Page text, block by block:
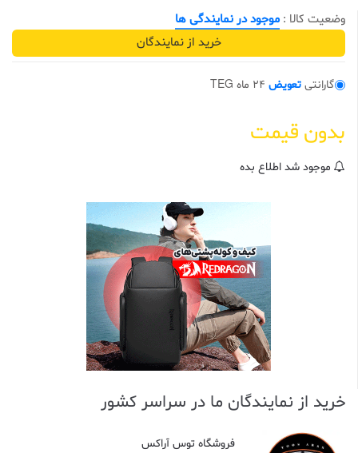
وضعیت کالا : موجود در نمایندگی ها
خرید از نمایندگان
گارانتی تعویض
بدون قیمت
موجود شد اطلاع بده
خرید از نمایندگان ما در سراسر کشور
فروشگاه توس آراکس